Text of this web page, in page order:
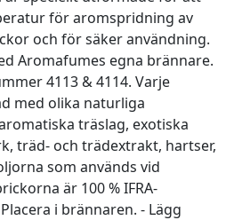
för aromspridning av
och för säker användning.
Aromafumes egna brännare.
4113 & 4114. Varje
med olika naturliga
träslag, exotiska
träd- och trädextrakt, hartser,
som används vid
är 100 % IFRA-
i brännaren. - Lägg